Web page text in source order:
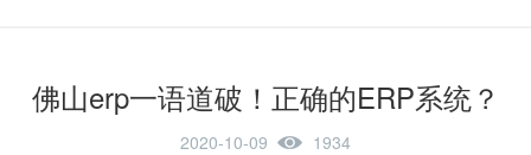
佛山erp一语道破！正确的ERP系统？
2020-10-09 1934